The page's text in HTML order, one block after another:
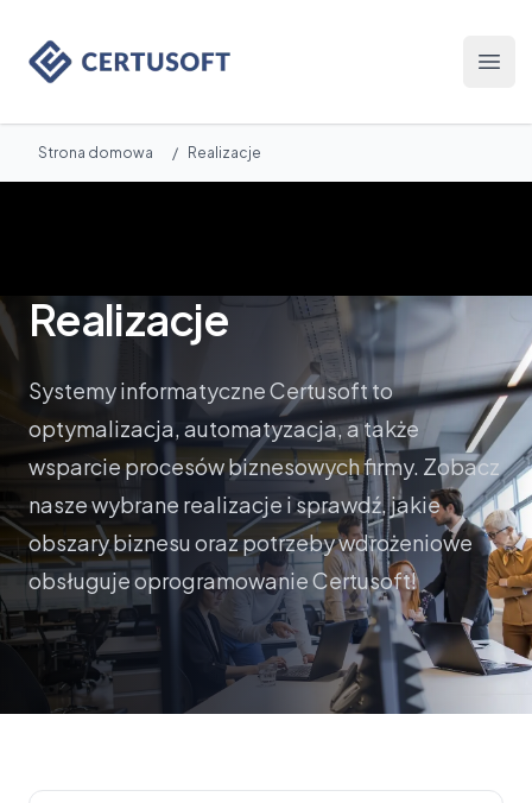
Certusoft
Strona domowa / Realizacje
Realizacje
Systemy informatyczne Certusoft to
optymalizacja, automatyzacja, a także
wsparcie procesów biznesowych firmy. Zobacz
nasze wybrane realizacje i sprawdź, jakie
obszary biznesu oraz potrzeby wdrożeniowe
obsługuje oprogramowanie Certusoft!